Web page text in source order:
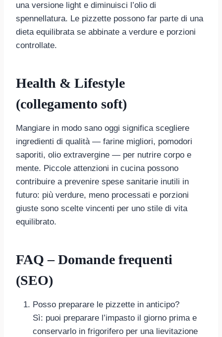
una versione light e diminuisci l’olio di
spennellatura. Le pizzette possono far parte di una
dieta equilibrata se abbinate a verdure e porzioni
controllate.
Health & Lifestyle
(collegamento soft)
Mangiare in modo sano oggi significa scegliere
ingredienti di qualità — farine migliori, pomodori
saporiti, olio extravergine — per nutrire corpo e
mente. Piccole attenzioni in cucina possono
contribuire a prevenire spese sanitarie inutili in
futuro: più verdure, meno processati e porzioni
giuste sono scelte vincenti per uno stile di vita
equilibrato.
FAQ – Domande frequenti
(SEO)
Posso preparare le pizzette in anticipo?
Sì: puoi preparare l’impasto il giorno prima e
conservarlo in frigorifero per una lievitazione